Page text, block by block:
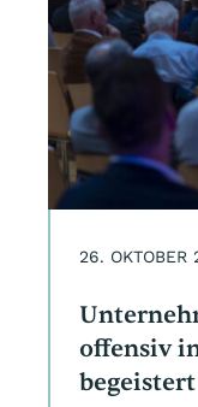
26. OKTOBER
offensiv
begeistert